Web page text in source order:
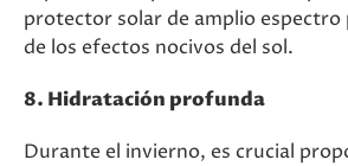
protector solar de amplio
de los efectos nocivos del sol.
8. Hidratación profunda
Durante el invierno, es crucial